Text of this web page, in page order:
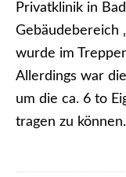
Privatklinik in
Gebäudebereich
wurde im
Allerdings war
um die ca. 6 to
tragen zu